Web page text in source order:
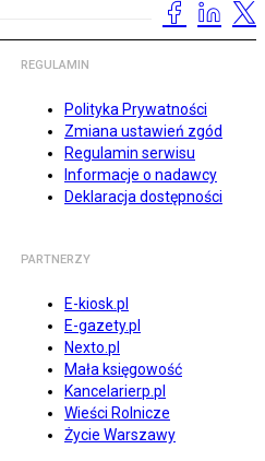
REGULAMIN
Polityka Prywatności
Zmiana ustawień zgód
Regulamin serwisu
Informacje o nadawcy
Deklaracja dostępności
PARTNERZY
E-kiosk.pl
E-gazety.pl
Nexto.pl
Mała księgowość
Kancelarierp.pl
Wieści Rolnicze
Życie Warszawy